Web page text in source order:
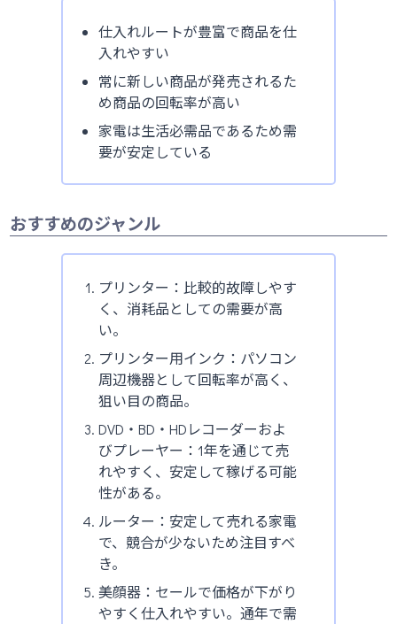
仕入れルートが豊富で商品を仕
入れやすい
常に新しい商品が発売されるた
め商品の回転率が高い
家電は生活必需品であるため需
要が安定している
おすすめのジャンル
プリンター：比較的故障しやす
く、消耗品としての需要が高
い。
プリンター用インク：パソコン
周辺機器として回転率が高く、
狙い目の商品。
DVD・BD・HDレコーダーおよ
びプレーヤー：1年を通じて売
れやすく、安定して稼げる可能
性がある。
ルーター：安定して売れる家電
で、競合が少ないため注目すべ
き。
美顔器：セールで価格が下がり
やすく仕入れやすい。通年で需